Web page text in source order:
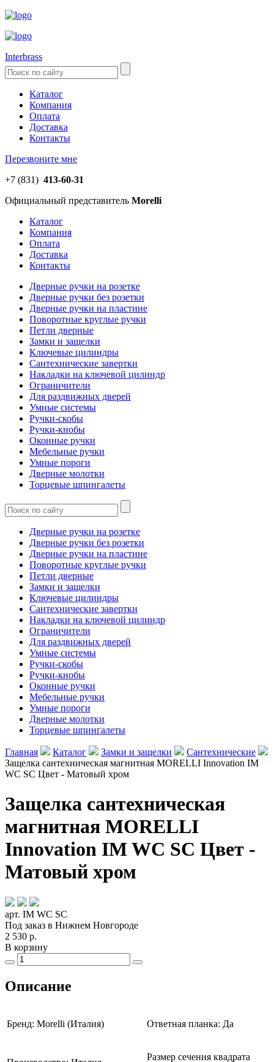
Interbrass
Каталог
Компания
Оплата
Доставка
Контакты
Перезвоните мне
+7 (831) 413-60-31
Официальный представитель Morelli
Каталог
Компания
Оплата
Доставка
Контакты
Дверные ручки на розетке
Дверные ручки без розетки
Дверные ручки на пластине
Поворотные круглые ручки
Петли дверные
Замки и защелки
Ключевые цилиндры
Сантехнические завертки
Накладки на ключевой цилиндр
Ограничители
Для раздвижных дверей
Умные системы
Ручки-скобы
Ручки-кнобы
Оконные ручки
Мебельные ручки
Умные пороги
Дверные молотки
Торцевые шпингалеты
Дверные ручки на розетке
Дверные ручки без розетки
Дверные ручки на пластине
Поворотные круглые ручки
Петли дверные
Замки и защелки
Ключевые цилиндры
Сантехнические завертки
Накладки на ключевой цилиндр
Ограничители
Для раздвижных дверей
Умные системы
Ручки-скобы
Ручки-кнобы
Оконные ручки
Мебельные ручки
Умные пороги
Дверные молотки
Торцевые шпингалеты
Главная Каталог Замки и защелки
Сантехнические
Защелка сантехническая магнитная MORELLI Innovation IM
WC SC Цвет - Матовый хром
Защелка сантехническая
магнитная MORELLI
Innovation IM WC SC Цвет -
Матовый хром
арт. IM WC SC
Под заказ в Нижнем Новгороде
2 530 р.
В корзину
Описание
Бренд: Morelli (Италия) Ответная планка: Да
Размер сечения квадрата